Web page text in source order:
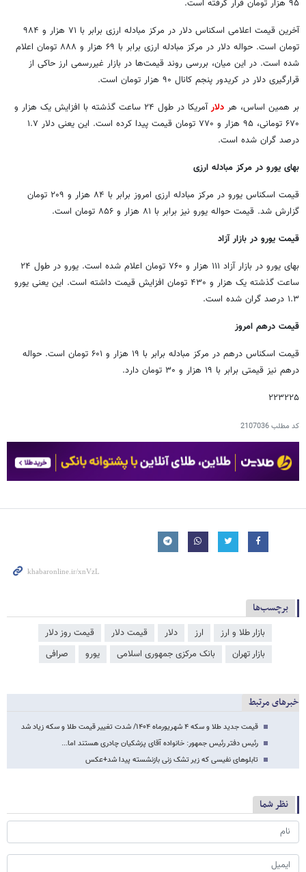
۹۵ هزار تومان قرار گرفته است.
آخرین قیمت اعلامی اسکناس دلار در مرکز مبادله ارزی برابر با ۷۱ هزار و ۹۸۴
تومان است. حواله دلار در مرکز مبادله ارزی برابر با ۶۹ هزار و ۸۸۸ تومان اعلام
شده است. در این میان، بررسی روند قیمت‌ها در بازار غیررسمی ارز حاکی از
قرارگیری دلار در کریدور پنجم کانال ۹۰ هزار تومان است.
بر همین اساس، هر دلار
آمریکا در طول ۲۴ ساعت گذشته با افزایش یک هزار و
۶۷۰ تومانی، ۹۵ هزار و ۷۷۰ تومان قیمت پیدا کرده است. این یعنی دلار ۱.۷
درصد گران شده است.
بهای یورو در مرکز مبادله ارزی
قیمت اسکناس یورو در مرکز مبادله ارزی امروز برابر با ۸۴ هزار و ۲۰۹ تومان
گزارش شد. قیمت حواله یورو نیز برابر با ۸۱ هزار و ۸۵۶ تومان است.
قیمت یورو در بازار آزاد
بهای یورو در بازار آزاد ۱۱۱ هزار و ۷۶۰ تومان اعلام شده است. یورو در طول ۲۴
ساعت گذشته یک هزار و ۴۳۰ تومان افزایش قیمت داشته است. این یعنی یورو
۱.۳ درصد گران شده است.
قیمت درهم امروز
قیمت اسکناس درهم در مرکز مبادله برابر با ۱۹ هزار و ۶۰۱ تومان است. حواله
درهم نیز قیمتی برابر با ۱۹ هزار و ۳۰ تومان دارد.
۲۲۳۲۲۵
کد مطلب2107036
برچسب‌ها
بازار طلا و ارز ارز دلار قیمت دلار
قیمت روز دلار
بازار تهران
بانک مرکزی جمهوری اسلامی یورو صرافی
خبرهای مرتبط
قیمت جدید طلا و سکه ۴ شهریورماه ۱۴۰۴/ شدت تغییر قیمت طلا و سکه زیاد شد
رئیس دفتر رئیس جمهور: خانواده آقای پزشکیان چادری هستند اما...
تابلوهای نفیسی که زیر تشک زنی بازنشسته پیدا شد+عکس
نظر شما